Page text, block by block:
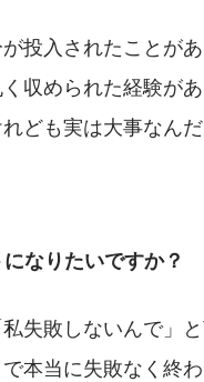
投入されたことが
収められた経験が
ども実は大事なん
なりたいですか？
失敗しないんで」
本当に失敗なく終